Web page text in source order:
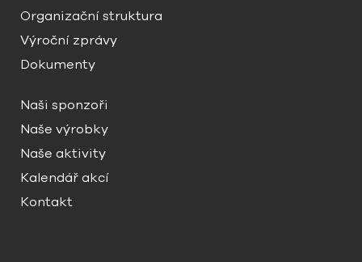
Organizační struktura
Výroční zprávy
Dokumenty
Naši sponzoři
Naše výrobky
Naše aktivity
Kalendář akcí
Kontakt